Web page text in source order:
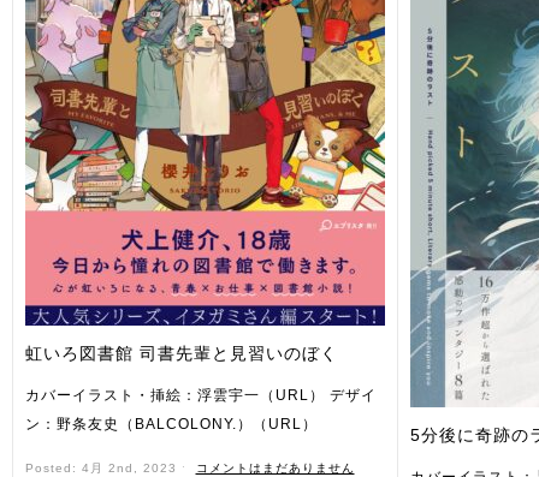
虹いろ図書館 司書先輩と見習いのぼく
カバーイラスト・挿絵：浮雲宇一（URL） デザイ
ン：野条友史（BALCOLONY.）（URL）
Posted: 4月 2nd, 2023 ˑ
コメントはまだありません
5分後に奇跡の